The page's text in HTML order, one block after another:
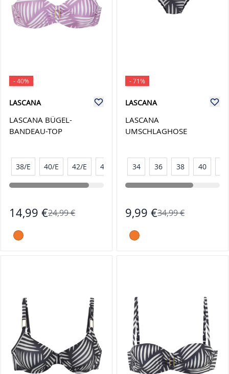
- 40%
LASCANA
LASCANA BÜGEL-
BANDEAU-TOP
38/E 40/E 42/E 44/E
14,99 €24,99 €
- 71%
LASCANA
LASCANA
UMSCHLAGHOSE
34 36 38 40
9,99 €34,99 €